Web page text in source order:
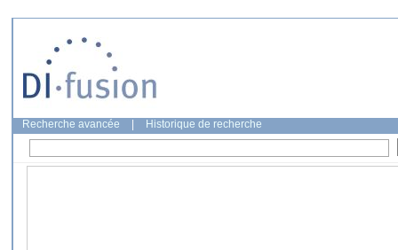
Recherche avancée Historique de recherche